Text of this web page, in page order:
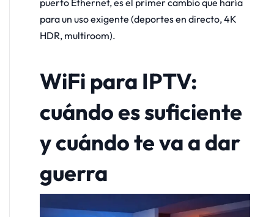
para un uso exigente (deportes en directo, 4K
HDR, multiroom).
WiFi para IPTV:
cuándo es suficiente
y cuándo te va a dar
guerra